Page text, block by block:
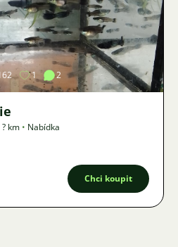
Obrázek
1 2
? km • Nabídka
Chci koupit